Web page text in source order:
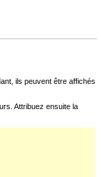
ils peuvent être affichés
Attribuez ensuite la